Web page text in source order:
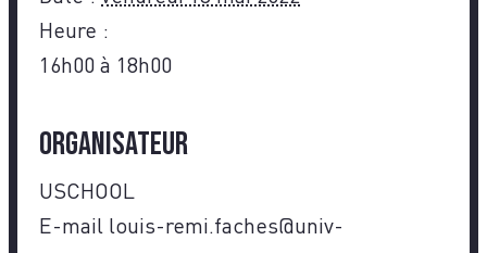
Heure :
16h00 à 18h00
Organisateur
USCHOOL
E-mail louis-remi.faches@univ-